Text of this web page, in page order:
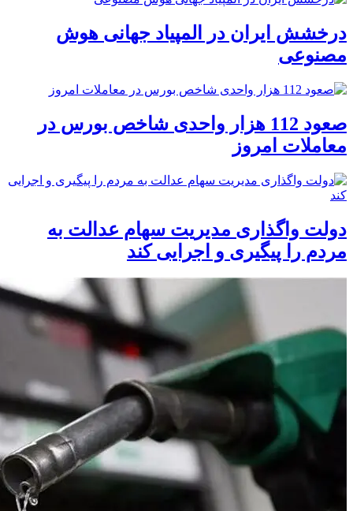
درخشش ایران در المپیاد جهانی هوش
مصنوعی
صعود 112 هزار واحدی شاخص بورس در
معاملات امروز
دولت واگذاری مدیریت سهام عدالت به
مردم را پیگیری و اجرایی کند